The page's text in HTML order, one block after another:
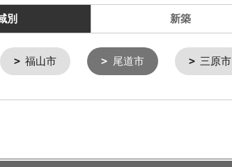
別 新築
福山市 尾道市 三原市